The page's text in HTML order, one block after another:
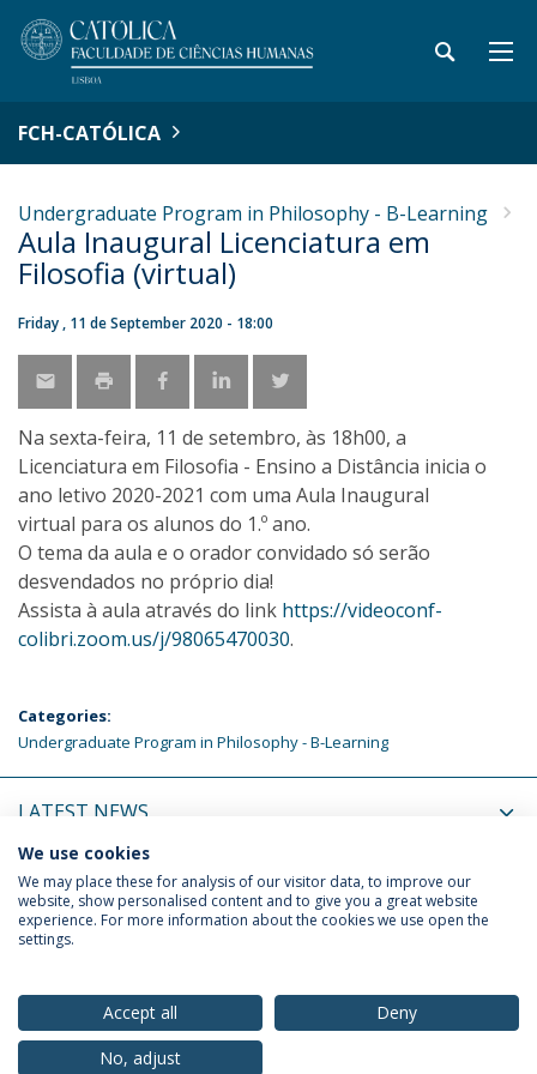
FCH-CATÓLICA
Undergraduate Program in Philosophy - B-Learning
Aula Inaugural Licenciatura em
Filosofia (virtual)
Friday , 11 de September 2020 - 18:00
Na sexta-feira, 11 de setembro, às 18h00, a
Licenciatura em Filosofia - Ensino a Distância inicia o
ano letivo 2020-2021 com uma Aula Inaugural
virtual para os alunos do 1.º ano.
O tema da aula e o orador convidado só serão
desvendados no próprio dia!
Assista à aula através do link https://videoconf-
colibri.zoom.us/j/98065470030.
Categories:
Undergraduate Program in Philosophy - B-Learning
LATEST NEWS
UPCOMING EVENTS
Privacy Policy
We use cookies
We may place these for analysis of our visitor data, to improve our
website, show personalised content and to give you a great website
experience. For more information about the cookies we use open the
settings.
Accept all
Deny
No, adjust